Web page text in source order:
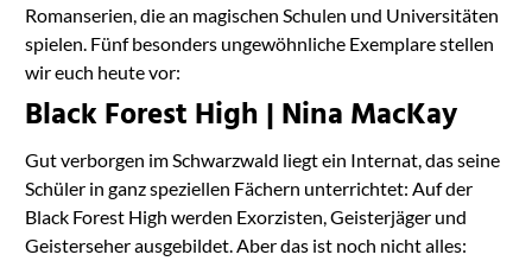
Romanserien, die an magischen Schulen und Universitäten
spielen. Fünf besonders ungewöhnliche Exemplare stellen
wir euch heute vor:
Black Forest High | Nina MacKay
Gut verborgen im Schwarzwald liegt ein Internat, das seine
Schüler in ganz speziellen Fächern unterrichtet: Auf der
Black Forest High werden Exorzisten, Geisterjäger und
Geisterseher ausgebildet. Aber das ist noch nicht alles: